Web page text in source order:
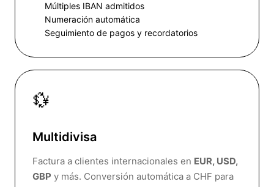
Múltiples IBAN admitidos
Numeración automática
Seguimiento de pagos y recordatorios
💱
Multidivisa
Factura a clientes internacionales en EUR, USD,
GBP y más. Conversión automática a CHF para